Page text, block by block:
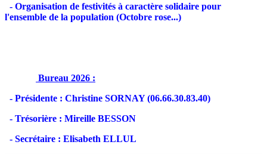
- Organisation de festivités à caractère solidaire pour
l'ensemble de la population (Octobre rose...)
Bureau 2026 :
- Présidente : Christine SORNAY (06.66.30.83.40)
- Trésorière : Mireille BESSON
- Secrétaire : Elisabeth ELLUL